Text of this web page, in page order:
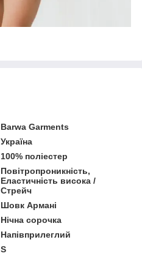
Barwa Garments
Україна
100% поліестер
Повітропроникність,
Еластичність висока /
Стрейч
Шовк Армані
Нічна сорочка
Напівприлеглий
S